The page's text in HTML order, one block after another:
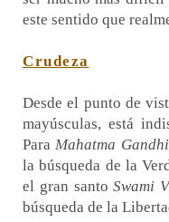
este sentido que
Crudeza
Desde el punto de
mayúsculas, está
ParaMahatma Gandhi
la búsqueda de la
el gran santoSwami
búsqueda de la